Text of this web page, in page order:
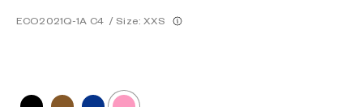
ECO2021Q-1A C4 / Size: XXS